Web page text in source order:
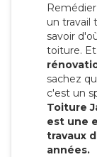
un travail
savoir
toiture.
sachez
c'est un
Toiture
est une
travaux
années.